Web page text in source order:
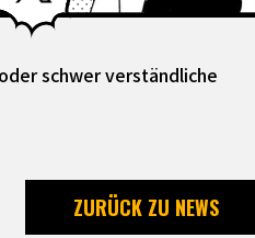
schwer verständliche
ZURÜCK ZU NEWS